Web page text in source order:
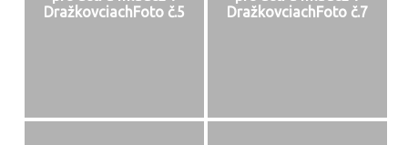
DražkovciachFoto č.5
DražkovciachFoto č.7